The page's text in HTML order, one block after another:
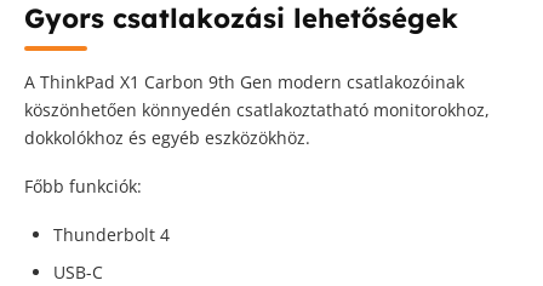
Gyors csatlakozási lehetőségek
A ThinkPad X1 Carbon 9th Gen modern csatlakozóinak
köszönhetően könnyedén csatlakoztatható monitorokhoz,
dokkolókhoz és egyéb eszközökhöz.
Főbb funkciók:
Thunderbolt 4
USB-C